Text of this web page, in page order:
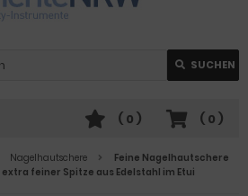
SUCHEN
( 0 )
( 0 )
Nagelhautschere
Feine Nagelhautschere
feiner Spitze aus Edelstahl im Etui